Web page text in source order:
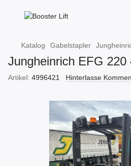
Katalog Gabelstapler
Jungheinrich EFG 220
Artikel: 4996421 Hinterlasse